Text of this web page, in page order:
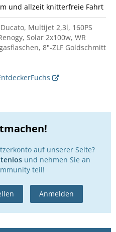
und allzeit knitterfreie Fahrt
Multijet 2,3l, 160PS
Solar 2x100w, WR
8"-ZLF Goldschmitt
auf unserer Seite?
und nehmen Sie an
teil!
Anmelden